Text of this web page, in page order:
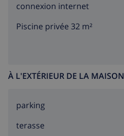
connexion internet
Piscine privée 32 m²
À L'EXTÉRIEUR DE LA MAISON
parking
terasse